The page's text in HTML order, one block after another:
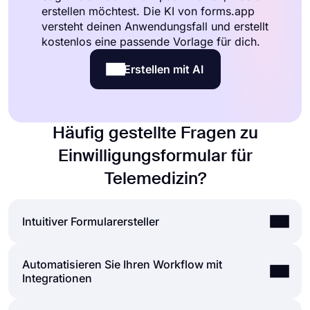
erstellen möchtest. Die KI von forms.app
versteht deinen Anwendungsfall und erstellt
kostenlos eine passende Vorlage für dich.
Erstellen mit AI
Häufig gestellte Fragen zu
Einwilligungsformular für
Telemedizin?
Intuitiver Formularersteller
Erstellen Sie mühelos Online-Formulare, passen
Sie die Felder, das Design und die
Automatisieren Sie Ihren Workflow mit
Integrationen